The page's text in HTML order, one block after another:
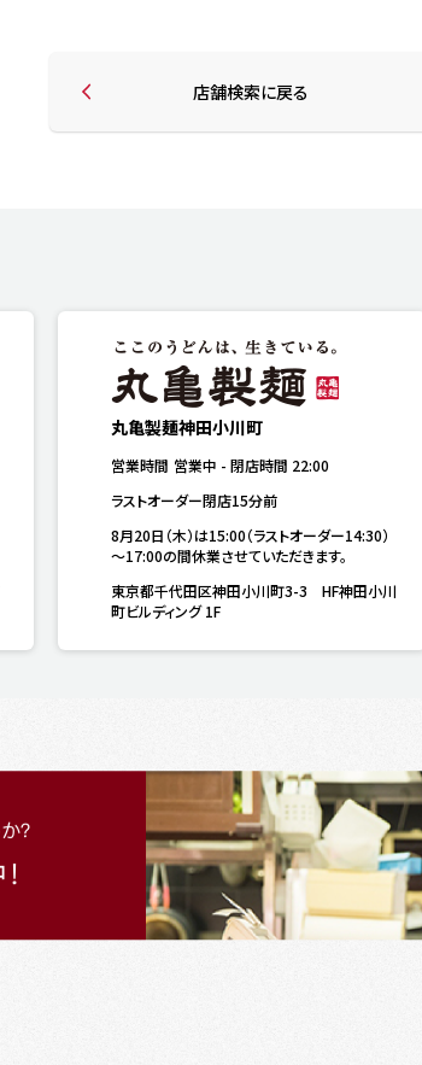
店舗検索に戻る
丸亀製麺神田小川町
営業時間 営業中 - 閉店時間 22:00
ラストオーダー閉店15分前
8月20日（木）は15:00（ラストオーダー14:30）
～17:00の間休業させていただきます。
東京都千代田区神田小川町3-3 HF神田小川
町ビルディング 1F